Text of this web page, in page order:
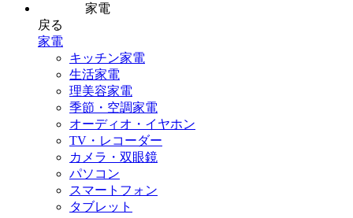
家電
戻る
家電
キッチン家電
生活家電
理美容家電
季節・空調家電
オーディオ・イヤホン
TV・レコーダー
カメラ・双眼鏡
パソコン
スマートフォン
タブレット